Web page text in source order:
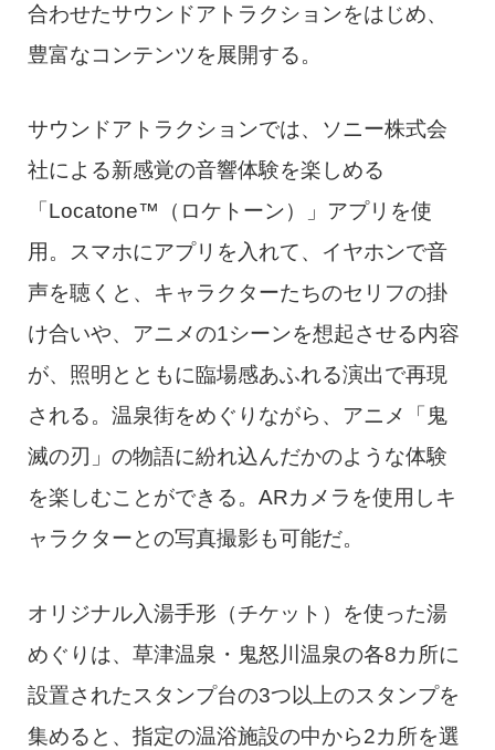
合わせたサウンドアトラクションをはじめ、
豊富なコンテンツを展開する。
サウンドアトラクションでは、ソニー株式会
社による新感覚の音響体験を楽しめる
「Locatone™（ロケトーン）」アプリを使
用。スマホにアプリを入れて、イヤホンで音
声を聴くと、キャラクターたちのセリフの掛
け合いや、アニメの1シーンを想起させる内容
が、照明とともに臨場感あふれる演出で再現
される。温泉街をめぐりながら、アニメ「鬼
滅の刃」の物語に紛れ込んだかのような体験
を楽しむことができる。ARカメラを使用しキ
ャラクターとの写真撮影も可能だ。
オリジナル入湯手形（チケット）を使った湯
めぐりは、草津温泉・鬼怒川温泉の各8カ所に
設置されたスタンプ台の3つ以上のスタンプを
集めると、指定の温浴施設の中から2カ所を選